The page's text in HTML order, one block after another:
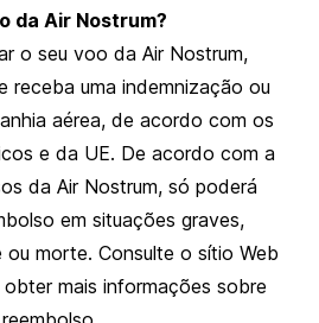
da Air Nostrum?
o seu voo da Air Nostrum,
receba uma indemnização ou
aérea, de acordo com os
e da UE. De acordo com a
da Air Nostrum, só poderá
em situações graves,
morte. Consulte o sítio Web
mais informações sobre